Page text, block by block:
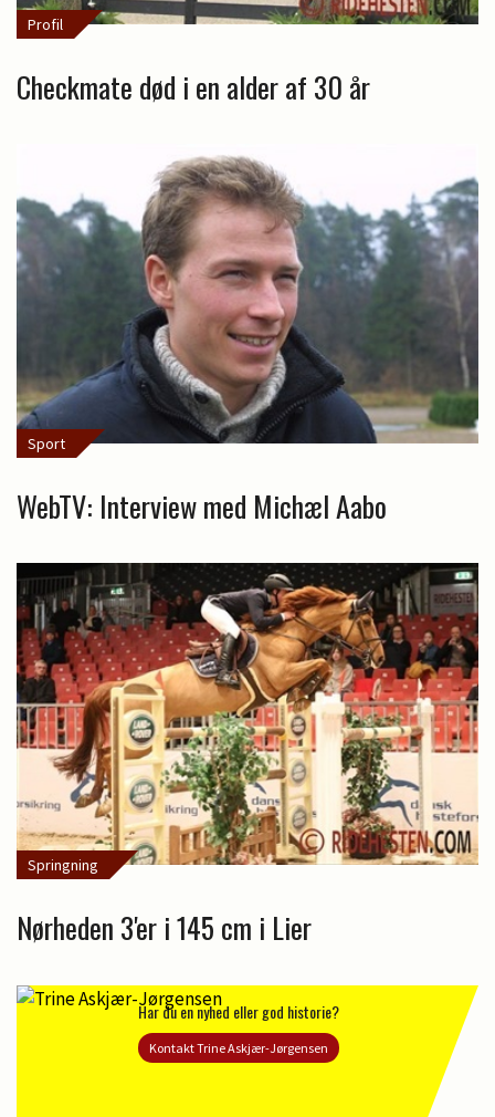
Profil
Checkmate død i en alder af 30 år
Sport
WebTV: Interview med Michæl Aabo
Springning
Nørheden 3'er i 145 cm i Lier
Har du en nyhed eller god historie?
Kontakt Trine Askjær-Jørgensen